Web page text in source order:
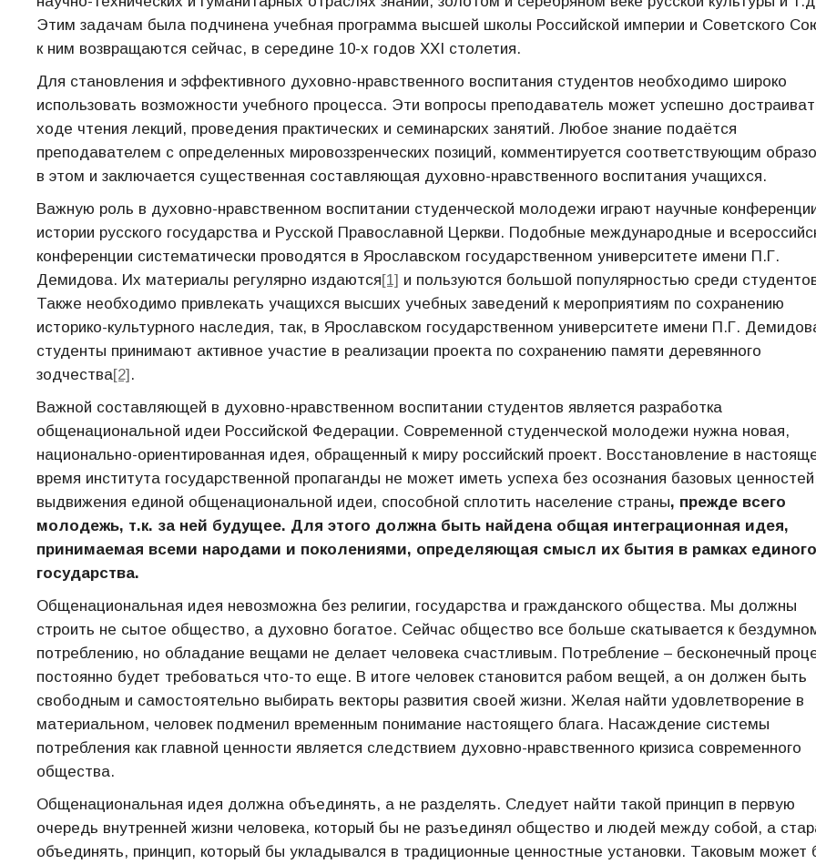
Этим задачам была подчинена учебная программа высшей школы Российской империи и Советского
к ним возвращаются сейчас, в середине 10-х годов XXI столетия.
Для становления и эффективного духовно-нравственного воспитания студентов необходимо широко
использовать возможности учебного процесса. Эти вопросы преподаватель может успешно
ходе чтения лекций, проведения практических и семинарских занятий. Любое знание подаётся
преподавателем с определенных мировоззренческих позиций, комментируется соответствующим
в этом и заключается существенная составляющая духовно-нравственного воспитания учащихся.
Важную роль в духовно-нравственном воспитании студенческой молодежи играют научные
истории русского государства и Русской Православной Церкви. Подобные международные и
конференции систематически проводятся в Ярославском государственном университете имени П.Г.
Демидова. Их материалы регулярно издаются[1] и пользуются большой популярностью среди
Также необходимо привлекать учащихся высших учебных заведений к мероприятиям по сохранению
историко-культурного наследия, так, в Ярославском государственном университете имени П.Г.
студенты принимают активное участие в реализации проекта по сохранению памяти деревянного
зодчества[2].
Важной составляющей в духовно-нравственном воспитании студентов является разработка
общенациональной идеи Российской Федерации. Современной студенческой молодежи нужна новая,
национально-ориентированная идея, обращенный к миру российский проект. Восстановление в
время института государственной пропаганды не может иметь успеха без осознания базовых
выдвижения единой общенациональной идеи, способной сплотить население страны, прежде всего
молодежь, т.к. за ней будущее. Для этого должна быть найдена общая интеграционная идея,
принимаемая всеми народами и поколениями, определяющая смысл их бытия в рамках единого
государства.
Общенациональная идея невозможна без религии, государства и гражданского общества. Мы должны
строить не сытое общество, а духовно богатое. Сейчас общество все больше скатывается к
потреблению, но обладание вещами не делает человека счастливым. Потребление – бесконечный
постоянно будет требоваться что-то еще. В итоге человек становится рабом вещей, а он должен быть
свободным и самостоятельно выбирать векторы развития своей жизни. Желая найти удовлетворение в
материальном, человек подменил временным понимание настоящего блага. Насаждение системы
потребления как главной ценности является следствием духовно-нравственного кризиса современного
общества.
Общенациональная идея должна объединять, а не разделять. Следует найти такой принцип в первую
очередь внутренней жизни человека, который бы не разъединял общество и людей между собой, а
объединять, принцип, который бы укладывался в традиционные ценностные установки. Таковым может